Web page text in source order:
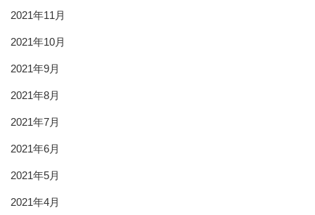
2021年11月
2021年10月
2021年9月
2021年8月
2021年7月
2021年6月
2021年5月
2021年4月